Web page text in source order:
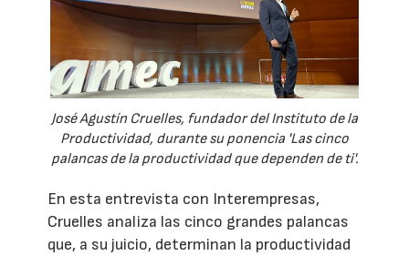
José Agustín Cruelles, fundador del Instituto de la
Productividad, durante su ponencia 'Las cinco
palancas de la productividad que dependen de ti'.
En esta entrevista con Interempresas,
Cruelles analiza las cinco grandes palancas
que, a su juicio, determinan la productividad